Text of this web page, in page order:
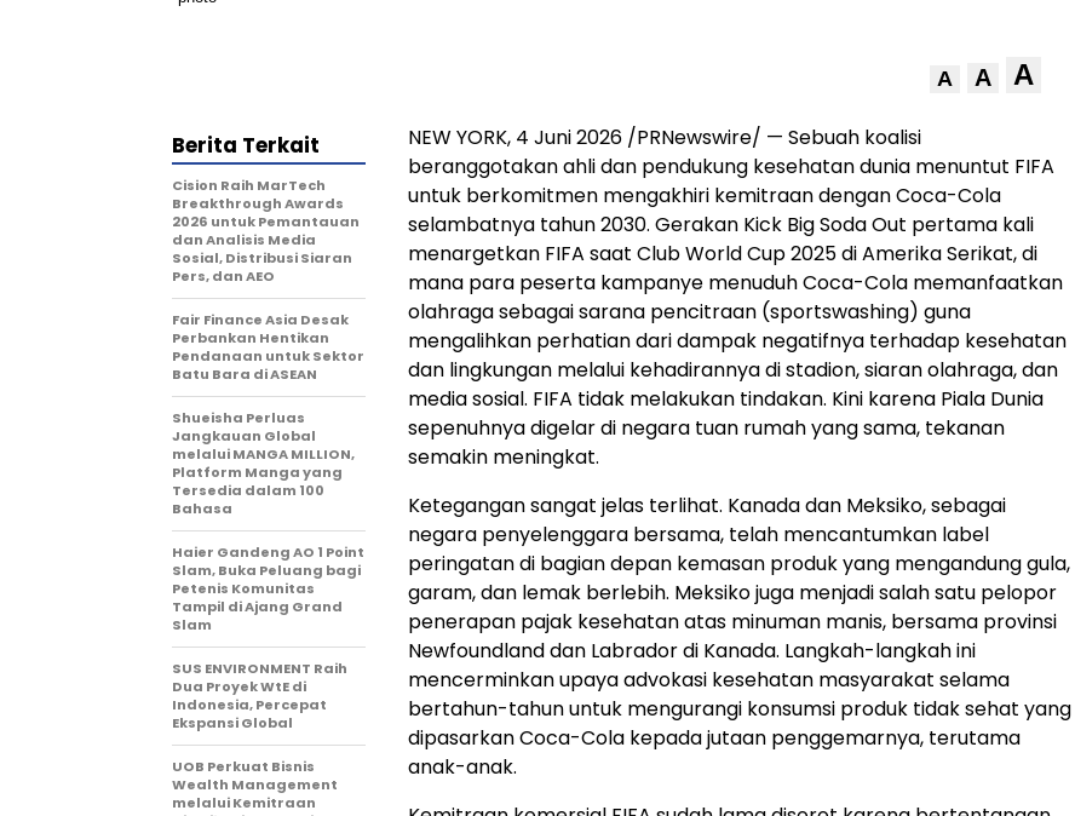
A A A
NEW YORK, 4 Juni 2026 /PRNewswire/ — Sebuah koalisi
beranggotakan ahli dan pendukung kesehatan dunia menuntut FIFA
untuk berkomitmen mengakhiri kemitraan dengan Coca-Cola
selambatnya tahun 2030. Gerakan Kick Big Soda Out pertama kali
menargetkan FIFA saat Club World Cup 2025 di Amerika Serikat, di
mana para peserta kampanye menuduh Coca-Cola memanfaatkan
olahraga sebagai sarana pencitraan (sportswashing) guna
mengalihkan perhatian dari dampak negatifnya terhadap kesehatan
dan lingkungan melalui kehadirannya di stadion, siaran olahraga, dan
media sosial. FIFA tidak melakukan tindakan. Kini karena Piala Dunia
sepenuhnya digelar di negara tuan rumah yang sama, tekanan
semakin meningkat.
Ketegangan sangat jelas terlihat. Kanada dan Meksiko, sebagai
negara penyelenggara bersama, telah mencantumkan label
peringatan di bagian depan kemasan produk yang mengandung gula,
garam, dan lemak berlebih. Meksiko juga menjadi salah satu pelopor
penerapan pajak kesehatan atas minuman manis, bersama provinsi
Newfoundland dan Labrador di Kanada. Langkah-langkah ini
mencerminkan upaya advokasi kesehatan masyarakat selama
bertahun-tahun untuk mengurangi konsumsi produk tidak sehat yang
dipasarkan Coca-Cola kepada jutaan penggemarnya, terutama
anak-anak.
Berita Terkait
Cision Raih MarTech
Breakthrough Awards
2026 untuk Pemantauan
dan Analisis Media
Sosial, Distribusi Siaran
Pers, dan AEO
Fair Finance Asia Desak
Perbankan Hentikan
Pendanaan untuk Sektor
Batu Bara di ASEAN
Shueisha Perluas
Jangkauan Global
melalui MANGA MILLION,
Platform Manga yang
Tersedia dalam 100
Bahasa
Haier Gandeng AO 1 Point
Slam, Buka Peluang bagi
Petenis Komunitas
Tampil di Ajang Grand
Slam
SUS ENVIRONMENT Raih
Dua Proyek WtE di
Indonesia, Percepat
Ekspansi Global
UOB Perkuat Bisnis
Wealth Management
melalui Kemitraan